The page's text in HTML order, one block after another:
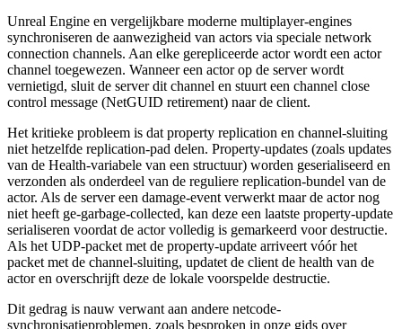
Unreal Engine en vergelijkbare moderne multiplayer-engines
synchroniseren de aanwezigheid van actors via speciale network
connection channels. Aan elke gerepliceerde actor wordt een actor
channel toegewezen. Wanneer een actor op de server wordt
vernietigd, sluit de server dit channel en stuurt een channel close
control message (NetGUID retirement) naar de client.
Het kritieke probleem is dat property replication en channel-sluiting
niet hetzelfde replication-pad delen. Property-updates (zoals updates
van de Health-variabele van een structuur) worden geserialiseerd en
verzonden als onderdeel van de reguliere replication-bundel van de
actor. Als de server een damage-event verwerkt maar de actor nog
niet heeft ge-garbage-collected, kan deze een laatste property-update
serialiseren voordat de actor volledig is gemarkeerd voor destructie.
Als het UDP-packet met de property-update arriveert vóór het
packet met de channel-sluiting, updatet de client de health van de
actor en overschrijft deze de lokale voorspelde destructie.
Dit gedrag is nauw verwant aan andere netcode-
synchronisatieproblemen, zoals besproken in onze gids over